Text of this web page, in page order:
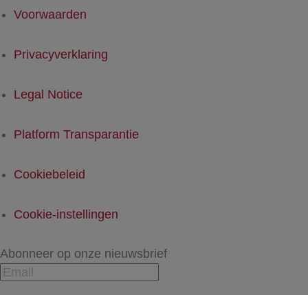
Voorwaarden
Privacyverklaring
Legal Notice
Platform Transparantie
Cookiebeleid
Cookie-instellingen
Abonneer op onze nieuwsbrief